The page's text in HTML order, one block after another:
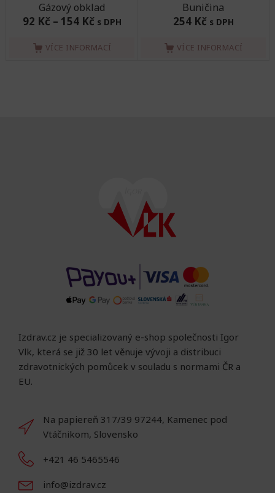
Gázový obklad
92 Kč– 154 Kč s DPH
VÍCE INFORMACÍ
Buničina
254 Kč s DPH
VÍCE INFORMACÍ
Izdrav.cz je specializovaný e-shop společnosti Igor
Vlk, která se již 30 let věnuje vývoji a distribuci
zdravotnických pomůcek v souladu s normami ČR a
EU.
Na papiereň 317/39 97244, Kamenec pod
Vtáčnikom, Slovensko
+421 46 5465546
info@izdrav.cz